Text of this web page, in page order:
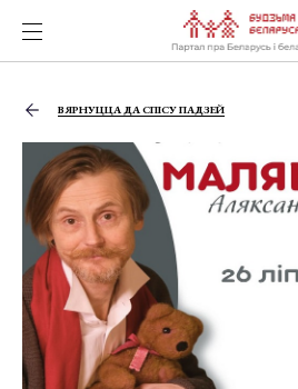
ВЯРНУЦЦА ДА СПІСУ ПАДЗЕЙ